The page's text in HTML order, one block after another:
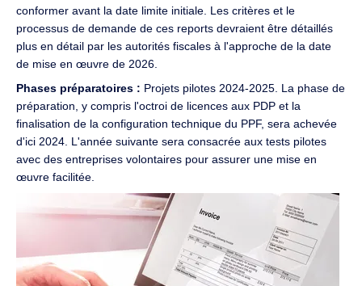
conformer avant la date limite initiale. Les critères et le
processus de demande de ces reports devraient être détaillés
plus en détail par les autorités fiscales à l'approche de la date
de mise en œuvre de 2026.
Phases préparatoires : Projets pilotes 2024-2025. La phase de
préparation, y compris l'octroi de licences aux PDP et la
finalisation de la configuration technique du PPF, sera achevée
d'ici 2024. L'année suivante sera consacrée aux tests pilotes
avec des entreprises volontaires pour assurer une mise en
œuvre facilitée.